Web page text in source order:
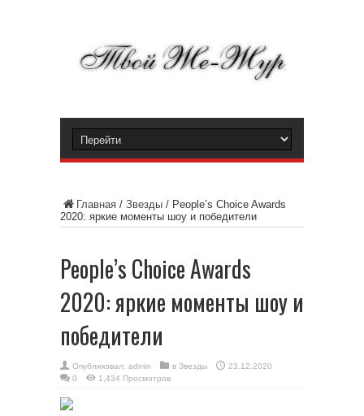
Главная / Звезды / People’s Choice Awards
2020: яркие моменты шоу и победители
People’s Choice Awards
2020: яркие моменты шоу и
победители
Опубликовал: admin в Звезды
23.12.2020
0
1,434 Просмотров